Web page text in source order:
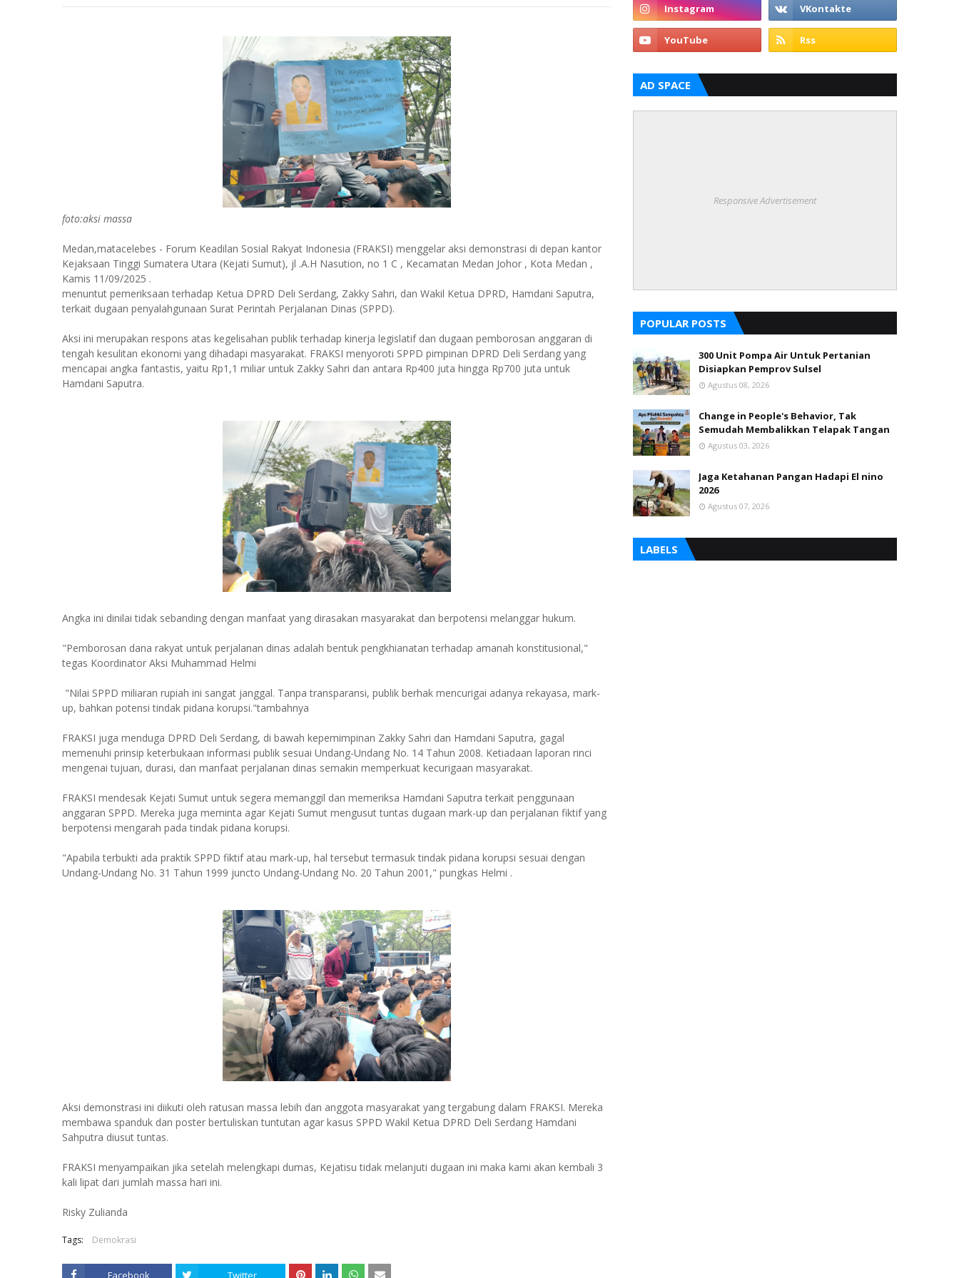
foto:aksi massa
Medan,matacelebes - Forum Keadilan Sosial Rakyat Indonesia (FRAKSI) menggelar aksi demonstrasi di depan kantor
Kejaksaan Tinggi Sumatera Utara (Kejati Sumut), jl .A.H Nasution, no 1 C , Kecamatan Medan Johor , Kota Medan ,
Kamis 11/09/2025 .
menuntut pemeriksaan terhadap Ketua DPRD Deli Serdang, Zakky Sahri, dan Wakil Ketua DPRD, Hamdani Saputra,
terkait dugaan penyalahgunaan Surat Perintah Perjalanan Dinas (SPPD).
Aksi ini merupakan respons atas kegelisahan publik terhadap kinerja legislatif dan dugaan pemborosan anggaran di
tengah kesulitan ekonomi yang dihadapi masyarakat. FRAKSI menyoroti SPPD pimpinan DPRD Deli Serdang yang
mencapai angka fantastis, yaitu Rp1,1 miliar untuk Zakky Sahri dan antara Rp400 juta hingga Rp700 juta untuk
Hamdani Saputra.
Angka ini dinilai tidak sebanding dengan manfaat yang dirasakan masyarakat dan berpotensi melanggar hukum.
"Pemborosan dana rakyat untuk perjalanan dinas adalah bentuk pengkhianatan terhadap amanah konstitusional,"
tegas Koordinator Aksi Muhammad Helmi
"Nilai SPPD miliaran rupiah ini sangat janggal. Tanpa transparansi, publik berhak mencurigai adanya rekayasa, mark-
up, bahkan potensi tindak pidana korupsi."tambahnya
FRAKSI juga menduga DPRD Deli Serdang, di bawah kepemimpinan Zakky Sahri dan Hamdani Saputra, gagal
memenuhi prinsip keterbukaan informasi publik sesuai Undang-Undang No. 14 Tahun 2008. Ketiadaan laporan rinci
mengenai tujuan, durasi, dan manfaat perjalanan dinas semakin memperkuat kecurigaan masyarakat.
FRAKSI mendesak Kejati Sumut untuk segera memanggil dan memeriksa Hamdani Saputra terkait penggunaan
anggaran SPPD. Mereka juga meminta agar Kejati Sumut mengusut tuntas dugaan mark-up dan perjalanan fiktif yang
berpotensi mengarah pada tindak pidana korupsi.
"Apabila terbukti ada praktik SPPD fiktif atau mark-up, hal tersebut termasuk tindak pidana korupsi sesuai dengan
Undang-Undang No. 31 Tahun 1999 juncto Undang-Undang No. 20 Tahun 2001," pungkas Helmi .
Aksi demonstrasi ini diikuti oleh ratusan massa lebih dan anggota masyarakat yang tergabung dalam FRAKSI. Mereka
membawa spanduk dan poster bertuliskan tuntutan agar kasus SPPD Wakil Ketua DPRD Deli Serdang Hamdani
Sahputra diusut tuntas.
FRAKSI menyampaikan jika setelah melengkapi dumas, Kejatisu tidak melanjuti dugaan ini maka kami akan kembali 3
kali lipat dari jumlah massa hari ini.
Risky Zulianda
Tags: Demokrasi
Facebook Twitter
AD SPACE
Responsive Advertisement
POPULAR POSTS
300 Unit Pompa Air Untuk Pertanian
Disiapkan Pemprov Sulsel
Agustus 08, 2026
Change in People's Behavior, Tak
Semudah Membalikkan Telapak Tangan
Agustus 03, 2026
Jaga Ketahanan Pangan Hadapi El nino
2026
Agustus 07, 2026
LABELS